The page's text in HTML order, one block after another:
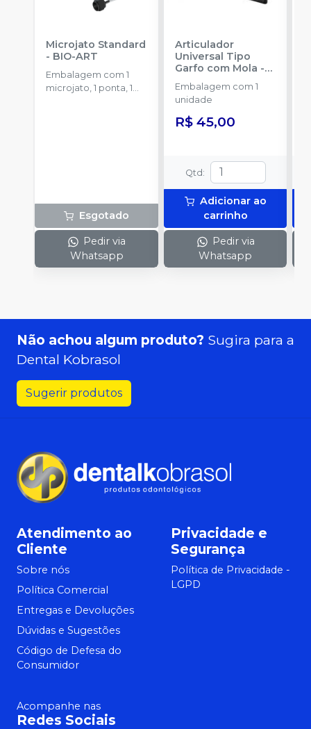
Microjato Standard
- BIO-ART
Embalagem com 1
microjato, 1 ponta, 1
Esgotado
Pedir via
Whatsapp
Articulador
Universal Tipo
Garfo com Mola -
NOVA OGP
Embalagem com 1
unidade
R$ 45,00
Qtd:
Adicionar ao
carrinho
Pedir via
Whatsapp
Não achou algum produto? Sugira para a
Dental Kobrasol
Sugerir produtos
Atendimento ao
Cliente
Sobre nós
Política Comercial
Entregas e Devoluções
Dúvidas e Sugestões
Código de Defesa do
Consumidor
Privacidade e
Segurança
Política de Privacidade -
LGPD
Acompanhe nas
Redes Sociais